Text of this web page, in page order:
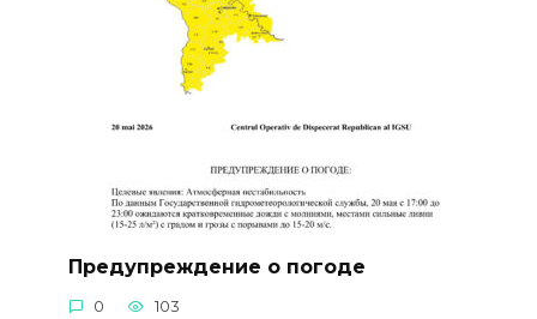
Предупреждение о погоде
0 103